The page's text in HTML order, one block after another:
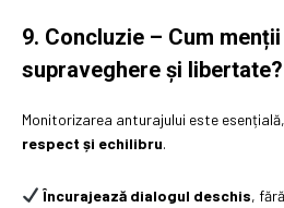
9. Concluzie – Cum
supraveghere și libertate?
Monitorizarea anturajului este
respect și echilibru.
Încurajează dialogul deschis,